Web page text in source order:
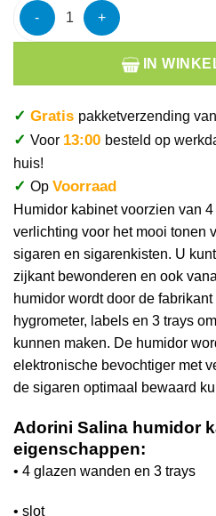
was:
€ 1.870,00.
Adorini salina deluxe humidor
IN
✓ Gratis pakketverzending
✓ Voor 13:00 besteld op
huis!
✓ Op Voorraad
Humidor kabinet voorzien van
verlichting voor het mooi tonen
sigaren en sigarenkisten. U
zijkant bewonderen en ook
humidor wordt door de
hygrometer, labels en 3 trays
kunnen maken. De humidor
elektronische bevochtiger met
de sigaren optimaal bewaard
Adorini Salina humidor
eigenschappen:
• 4 glazen wanden en 3 trays
• slot